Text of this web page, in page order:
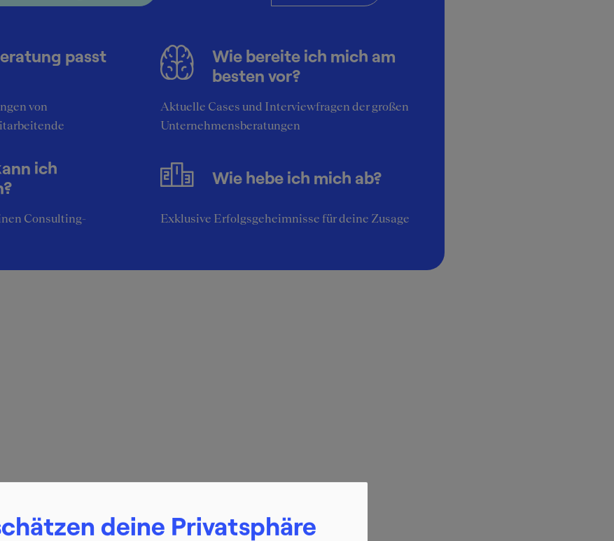
passt
von
Wie bereite ich mich am
besten vor?
Aktuelle Cases und Interviewfragen der großen
Unternehmensberatungen
ich
Consulting-
Wie hebe ich mich ab?
Exklusive Erfolgsgeheimnisse für deine Zusage
deine Privatsphäre